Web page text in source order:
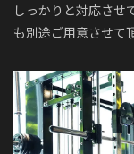
しっかりと対応させ
も別途ご用意させて